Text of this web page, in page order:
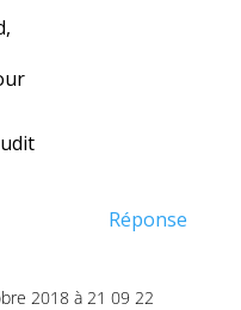
Réponse
2018 à 21 09 22